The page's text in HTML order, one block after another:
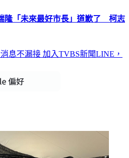
隆「未來最好市長」道歉了 柯志
息不漏接 加入TVBS新聞LINE，